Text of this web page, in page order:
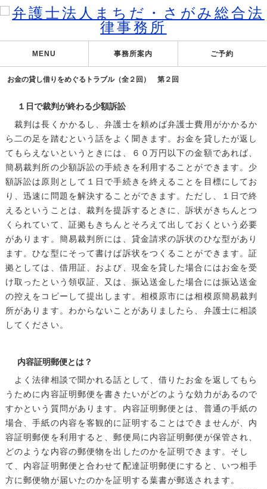
MENU 事務所案内 ご予約
お金の貸し借りをめぐるトラブル（全２回） 第２回
１日で裁判が終わる少額訴訟
裁判は長くかかるし、弁護士を頼めば弁護士費用がかかるか
ら二の足を踏むという話をよく聞きます。お金を貸したが返し
てもらえないというときには、６０万円以下の金額であれば、
簡易裁判所の少額訴訟の手続きを利用することができます。少
額訴訟は原則として１日で手続きを終えることを目標にしてお
り、迅速に問題を解決することができます。ただし、１日で終
えるということは、裁判を提訴するときに、訴状がきちんとつ
くられていて、証拠もきちんとそろえて出しておくという必要
があります。簡易裁判所には、貸金請求の訴状のひな型があり
ます。ひな型にそって書けば訴状をつくることができます。証
拠としては、借用証、および、現金を貸した場合にはお金を受
け取ったという領収証、又は、振込送金した場合には振込送金
の控えをコピーして提出します。相模原市には相模原簡易裁判
所があります。わからないことがありましたら、弁護士に相談
してください。
内容証明郵便とは？
よく法律相談で聞かれる話として、借りたお金を返してもら
うために内容証明郵便を書きたいがどのような効力があるので
すかという質問があります。内容証明郵便とは、普通の手紙の
場合、手紙の内容を客観的に証明することはできませんが、内
容証明郵便を利用すると、郵便局に内容証明郵便が保管され、
どのような内容の郵便物を出したのかを証明できます。そし
て、内容証明郵便と合わせて配達証明郵便にすると、いつ相手
方に郵便物が届いたのかを証明する葉書が郵送されます。